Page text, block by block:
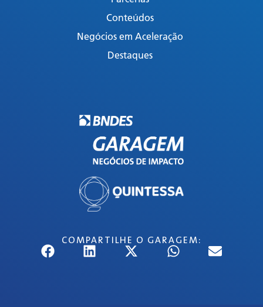
COMPARTILHE O GARAGEM:
Conteúdos
Negócios em Aceleração
Destaques